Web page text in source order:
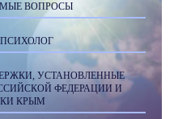
ВОПРОСЫ
УСТАНОВЛЕННЫЕ
ФЕДЕРАЦИИ И
КРЫМ